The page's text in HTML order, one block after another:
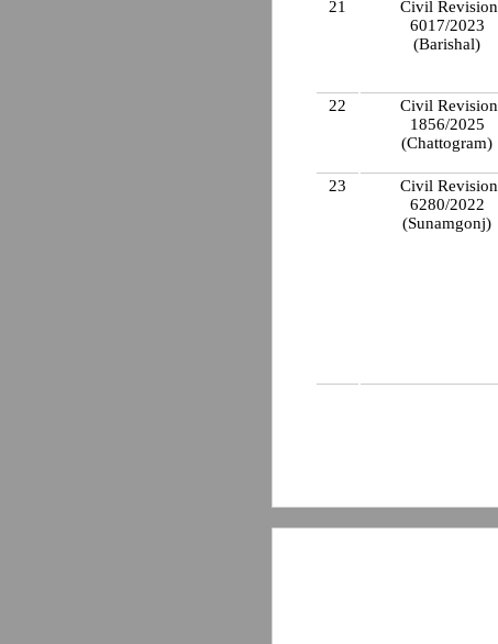
21
Civil Revision
6017/2023
(Barishal)
22
Civil Revision
1856/2025
(Chattogram)
23
Civil Revision
6280/2022
(Sunamgonj)